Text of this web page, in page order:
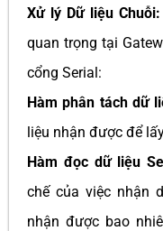
Xử lý Dữ liệu Chuỗi:
quan trọng tại
cổng Serial:
Hàm phân tách dữ
liệu nhận được để
Hàm đọc dữ liệu
chế của việc nhận
nhận được bao